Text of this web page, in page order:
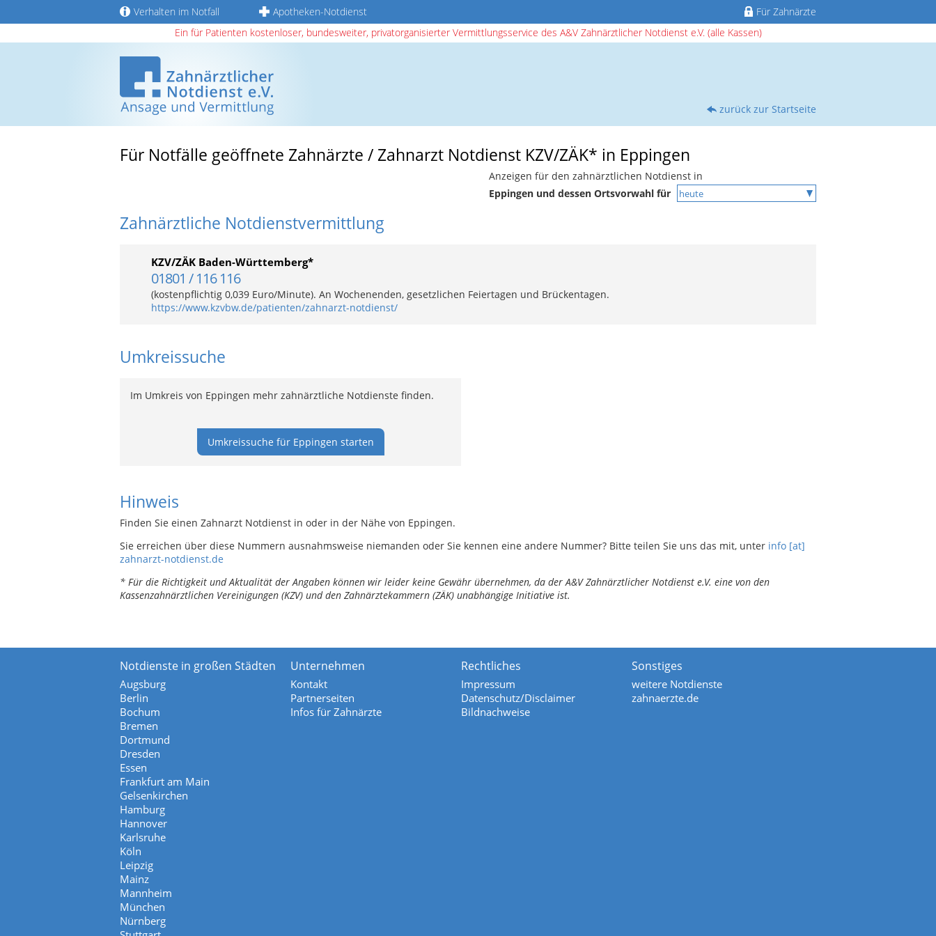
Verhalten im Notfall Apotheken-Notdienst
Für Zahnärzte
Ein für Patienten kostenloser, bundesweiter, privatorganisierter Vermittlungsservice des A&V Zahnärztlicher Notdienst e.V. (alle Kassen)
zurück zur Startseite
Für Notfälle geöffnete Zahnärzte / Zahnarzt Notdienst KZV/ZÄK* in Eppingen
Anzeigen für den zahnärztlichen Notdienst in
Eppingen und dessen Ortsvorwahl für
Zahnärztliche Notdienstvermittlung
KZV/ZÄK Baden-Württemberg*
01801 / 116 116
(kostenpflichtig 0,039 Euro/Minute). An Wochenenden, gesetzlichen Feiertagen und Brückentagen.
https://www.kzvbw.de/patienten/zahnarzt-notdienst/
Umkreissuche
Im Umkreis von Eppingen mehr zahnärztliche Notdienste finden.
Umkreissuche für Eppingen starten
Hinweis
Finden Sie einen Zahnarzt Notdienst in oder in der Nähe von Eppingen.
Sie erreichen über diese Nummern ausnahmsweise niemanden oder Sie kennen eine andere Nummer? Bitte teilen Sie uns das mit, unter info [at]
zahnarzt-notdienst.de
* Für die Richtigkeit und Aktualität der Angaben können wir leider keine Gewähr übernehmen, da der A&V Zahnärztlicher Notdienst e.V. eine von den
Kassenzahnärztlichen Vereinigungen (KZV) und den Zahnärztekammern (ZÄK) unabhängige Initiative ist.
Notdienste in großen Städten
Augsburg
Berlin
Bochum
Bremen
Dortmund
Dresden
Essen
Frankfurt am Main
Gelsenkirchen
Hamburg
Hannover
Karlsruhe
Köln
Leipzig
Mainz
Mannheim
München
Nürnberg
Unternehmen
Kontakt
Partnerseiten
Infos für Zahnärzte
Rechtliches
Impressum
Datenschutz/Disclaimer
Bildnachweise
Sonstiges
weitere Notdienste
zahnaerzte.de